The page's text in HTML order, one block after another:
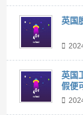
英国
英国
假便